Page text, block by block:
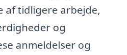
af tidligere arbejde,
og
anmeldelser og